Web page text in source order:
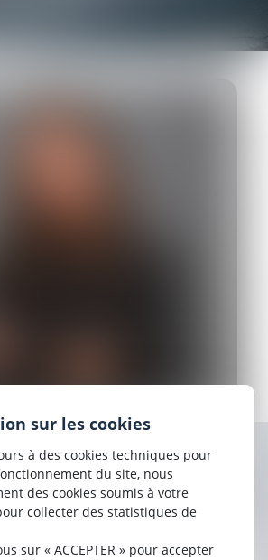
Pauline GANEM
sur les cookies
à des cookies techniques pour
du site, nous
des cookies soumis à votre
collecter des statistiques de
sur « ACCEPTER » pour accepter